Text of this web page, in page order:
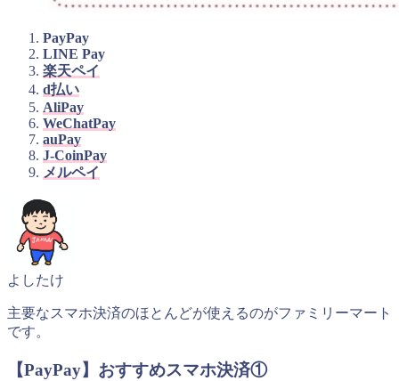
PayPay
LINE Pay
楽天ペイ
d払い
AliPay
WeChatPay
auPay
J-CoinPay
メルペイ
よしたけ
主要なスマホ決済のほとんどが使えるのがファミリーマート
です。
【PayPay】おすすめスマホ決済①